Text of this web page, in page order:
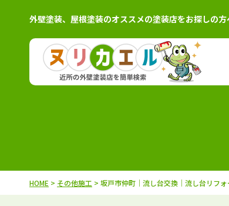
外壁塗装、屋根塗装のオススメの塗装店をお探しの
秋田県
施工例
塗装店
宮城県
施工例
塗装店
千葉県
施工
埼玉県
施工
HOME > その他施工 > 坂戸市仲町｜流し台交換｜流し台リフォ